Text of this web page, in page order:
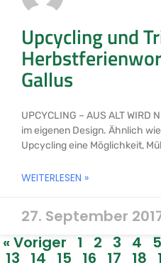
Upcycling und
Gallus
UPCYCLING – AUS ALT
im eigenen Design. Ähnlich
Upcycling eine Möglichkeit,
WEITERLESEN »
27. September
« Voriger
1 2 3 4 5
13 14 15 16 17 18